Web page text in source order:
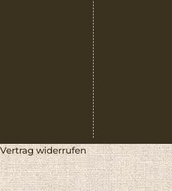
Vertrag widerrufen